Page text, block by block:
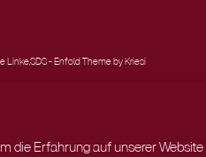
Linke.SDS -Enfold Theme by Kriesi